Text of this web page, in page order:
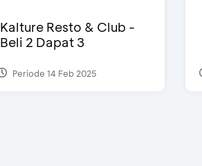
Kalture Resto & Club -
Beli 2 Dapat 3
Periode 14 Feb 2025